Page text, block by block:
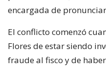
encargada de
El conflicto comenzó
Flores de estar siendo
fraude al fisco y de